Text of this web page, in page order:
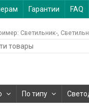
Гарантии FAQ
Светильник-
По типу